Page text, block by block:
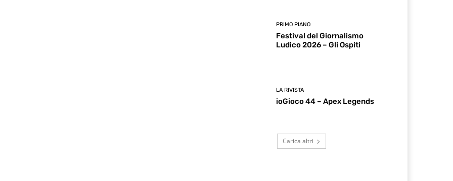
PRIMO PIANO
Festival del Giornalismo
Ludico 2026 – Gli Ospiti
LA RIVISTA
ioGioco 44 – Apex Legends
Carica altri